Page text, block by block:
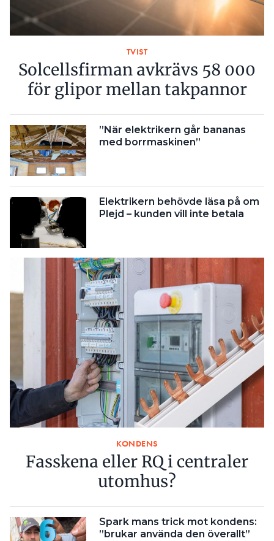
TVIST
Solcellsfirman avkrävs 58 000
för glipor mellan takpannor
”När elektrikern går bananas
med borrmaskinen”
Elektrikern behövde läsa på om
Plejd – kunden vill inte betala
KONDENS
Fasskena eller RQ i centraler
utomhus?
Spark mans trick mot kondens:
”brukar använda den överallt”